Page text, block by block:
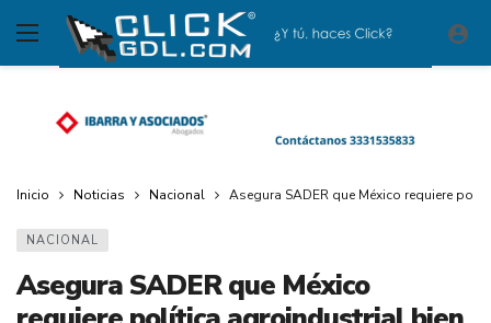
Inicio Noticias Nacional Asegura SADER que México requiere
NACIONAL
Asegura SADER que México